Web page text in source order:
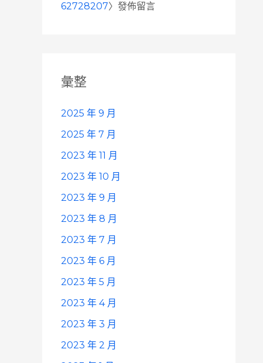
62728207〉發佈留言
彙整
2025 年 9 月
2025 年 7 月
2023 年 11 月
2023 年 10 月
2023 年 9 月
2023 年 8 月
2023 年 7 月
2023 年 6 月
2023 年 5 月
2023 年 4 月
2023 年 3 月
2023 年 2 月